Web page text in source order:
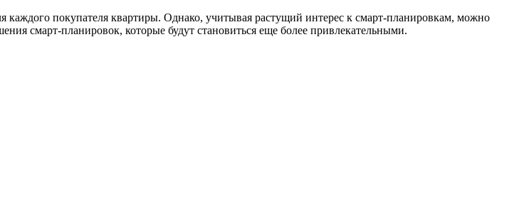
покупателя квартиры. Однако, учитывая растущий интерес к смарт-планировкам, можно
смарт-планировок, которые будут становиться еще более привлекательными.